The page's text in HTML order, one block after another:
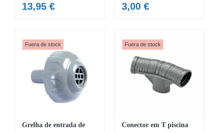
13,95 € 3,00 €
Fuera de stock
Grelha de entrada de
Fuera de stock
Conector em T piscina